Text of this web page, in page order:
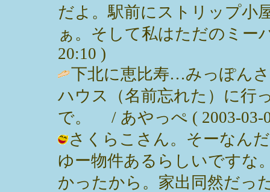
だよ。駅前にストリップ小
ぁ。そして私はただのミー
20:10 )
下北に恵比寿…みっぽん
ハウス（名前忘れた）に行
で。 / あやっぺ ( 2003-03-
さくらこさん。そーなん
ゆー物件あるらしいですな
かったから。家出同然だっ